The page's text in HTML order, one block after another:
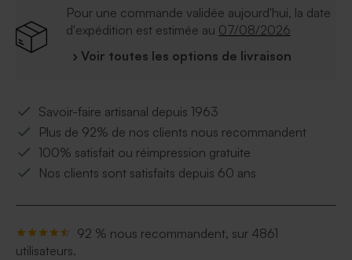
Pour une commande validée aujourd'hui, la date
d'expédition est estimée au 07/08/2026
› Voir toutes les options de livraison
Savoir-faire artisanal depuis 1963
Plus de 92% de nos clients nous recommandent
100% satisfait ou réimpression gratuite
Nos clients sont satisfaits depuis 60 ans
92 % nous recommandent, sur 4861
utilisateurs.